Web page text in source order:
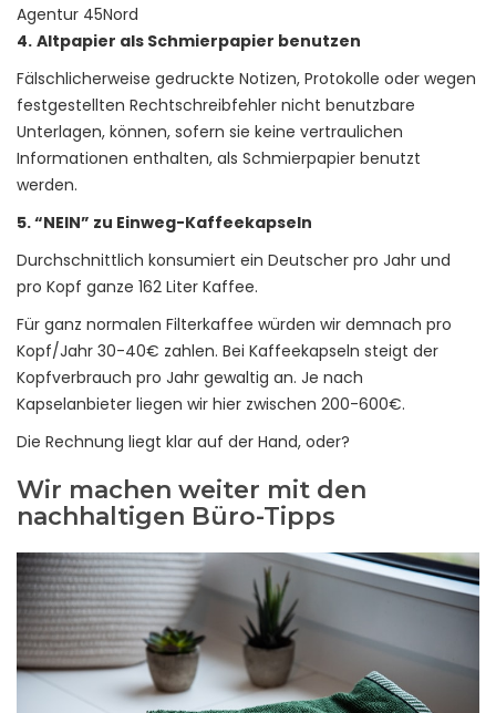
Agentur 45Nord
4. Altpapier als Schmierpapier benutzen
Fälschlicherweise gedruckte Notizen, Protokolle oder wegen
festgestellten Rechtschreibfehler nicht benutzbare
Unterlagen, können, sofern sie keine vertraulichen
Informationen enthalten, als Schmierpapier benutzt
werden.
5. “NEIN” zu Einweg-Kaffeekapseln
Durchschnittlich konsumiert ein Deutscher pro Jahr und
pro Kopf ganze 162 Liter Kaffee.
Für ganz normalen Filterkaffee würden wir demnach pro
Kopf/Jahr 30-40€ zahlen. Bei Kaffeekapseln steigt der
Kopfverbrauch pro Jahr gewaltig an. Je nach
Kapselanbieter liegen wir hier zwischen 200-600€.
Die Rechnung liegt klar auf der Hand, oder?
Wir machen weiter mit den
nachhaltigen Büro-Tipps